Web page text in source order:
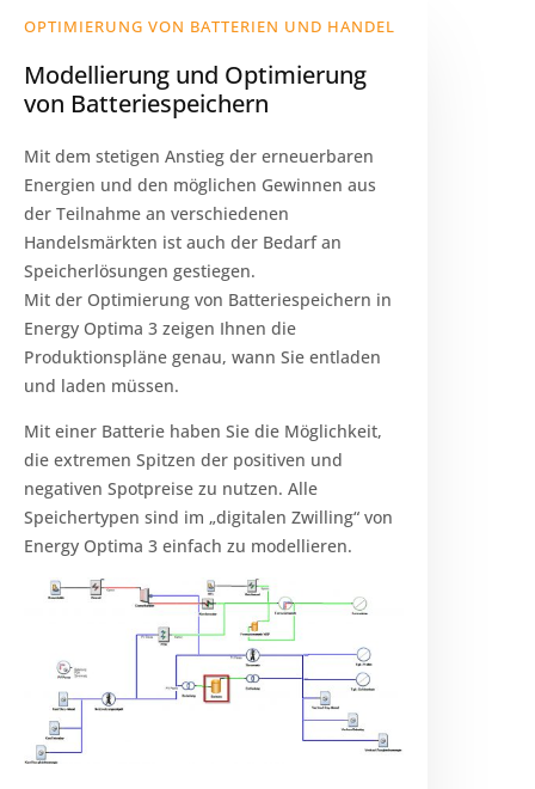
OPTIMIERUNG VON BATTERIEN UND HANDEL
Modellierung und Optimierung
von Batteriespeichern
Mit dem stetigen Anstieg der erneuerbaren
Energien und den möglichen Gewinnen aus
der Teilnahme an verschiedenen
Handelsmärkten ist auch der Bedarf an
Speicherlösungen gestiegen.
Mit der Optimierung von Batteriespeichern in
Energy Optima 3 zeigen Ihnen die
Produktionspläne genau, wann Sie entladen
und laden müssen.
Mit einer Batterie haben Sie die Möglichkeit,
die extremen Spitzen der positiven und
negativen Spotpreise zu nutzen. Alle
Speichertypen sind im „digitalen Zwilling“ von
Energy Optima 3 einfach zu modellieren.